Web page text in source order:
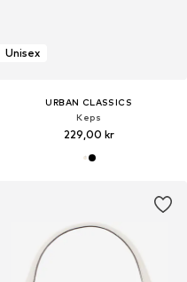
Unisex
URBAN CLASSICS
Keps
229,00 kr